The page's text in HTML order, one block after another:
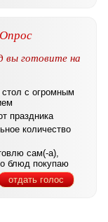
Опрос
вы готовите на
праздника
блюд покупаю
отдать голос